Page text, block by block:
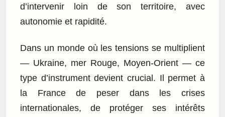
d’intervenir loin de son territoire, avec
autonomie et rapidité.
Dans un monde où les tensions se multiplient
— Ukraine, mer Rouge, Moyen-Orient — ce
type d’instrument devient crucial. Il permet à
la France de peser dans les crises
internationales, de protéger ses intérêts